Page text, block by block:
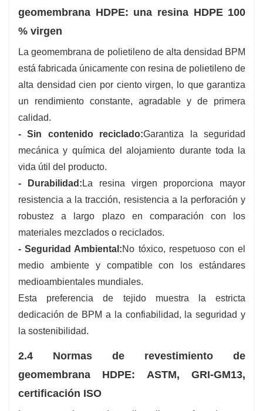
geomembrana HDPE: una resina HDPE 100
% virgen
La geomembrana de polietileno de alta densidad BPM
está fabricada únicamente con resina de polietileno de
alta densidad cien por ciento virgen, lo que garantiza
un rendimiento constante, agradable y de primera
calidad.
- Sin contenido reciclado:Garantiza la seguridad
mecánica y química del alojamiento durante toda la
vida útil del producto.
- Durabilidad: La resina virgen proporciona mayor
resistencia a la tracción, resistencia a la perforación y
robustez a largo plazo en comparación con los
materiales mezclados o reciclados.
- Seguridad Ambiental:No tóxico, respetuoso con el
medio ambiente y compatible con los estándares
medioambientales mundiales.
Esta preferencia de tejido muestra la estricta
dedicación de BPM a la confiabilidad, la seguridad y
la sostenibilidad.
2.4 Normas de revestimiento de
geomembrana HDPE: ASTM, GRI-GM13,
certificación ISO